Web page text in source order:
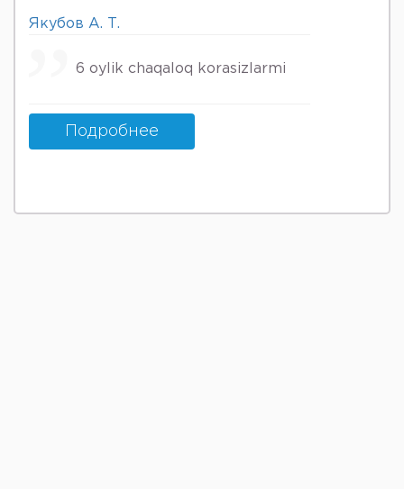
Якубов А. Т.
6 oylik chaqaloq korasizlarmi
Подробнее